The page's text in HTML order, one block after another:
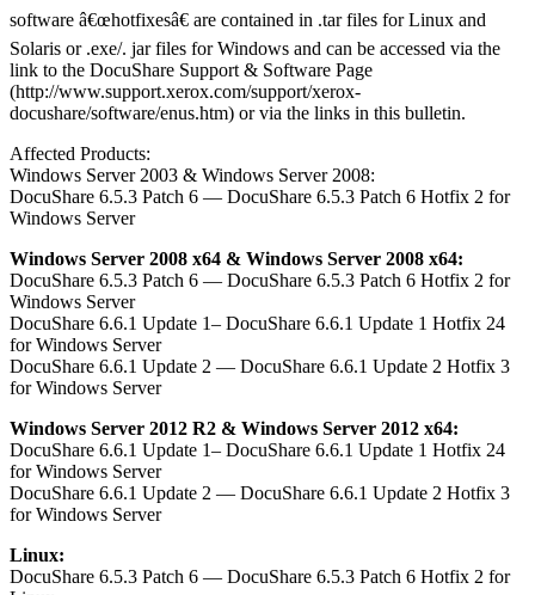
software â€œhotfixesâ€ are contained in .tar files for Linux and
Solaris or .exe/. jar files for Windows and can be accessed via the
link to the DocuShare Support & Software Page
(http://www.support.xerox.com/support/xerox-
docushare/software/enus.htm) or via the links in this bulletin.
Affected Products:
Windows Server 2003 & Windows Server 2008:
DocuShare 6.5.3 Patch 6 — DocuShare 6.5.3 Patch 6 Hotfix 2 for
Windows Server
Windows Server 2008 x64 & Windows Server 2008 x64:
DocuShare 6.5.3 Patch 6 — DocuShare 6.5.3 Patch 6 Hotfix 2 for
Windows Server
DocuShare 6.6.1 Update 1– DocuShare 6.6.1 Update 1 Hotfix 24
for Windows Server
DocuShare 6.6.1 Update 2 — DocuShare 6.6.1 Update 2 Hotfix 3
for Windows Server
Windows Server 2012 R2 & Windows Server 2012 x64:
DocuShare 6.6.1 Update 1– DocuShare 6.6.1 Update 1 Hotfix 24
for Windows Server
DocuShare 6.6.1 Update 2 — DocuShare 6.6.1 Update 2 Hotfix 3
for Windows Server
Linux:
DocuShare 6.5.3 Patch 6 — DocuShare 6.5.3 Patch 6 Hotfix 2 for